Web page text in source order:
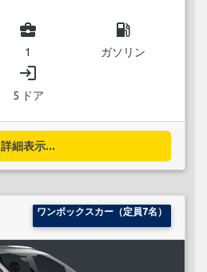
business_center
1
local_gas_station
ガソリン
login
5 ドア
詳細表示...
ワンボックスカー（定員7名）